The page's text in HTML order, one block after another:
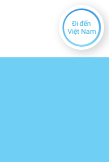
Đi đến
Việt Nam